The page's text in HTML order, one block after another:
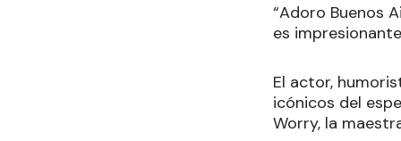
“Adoro Buenos
es
El actor,
icónicos del
Worry, la